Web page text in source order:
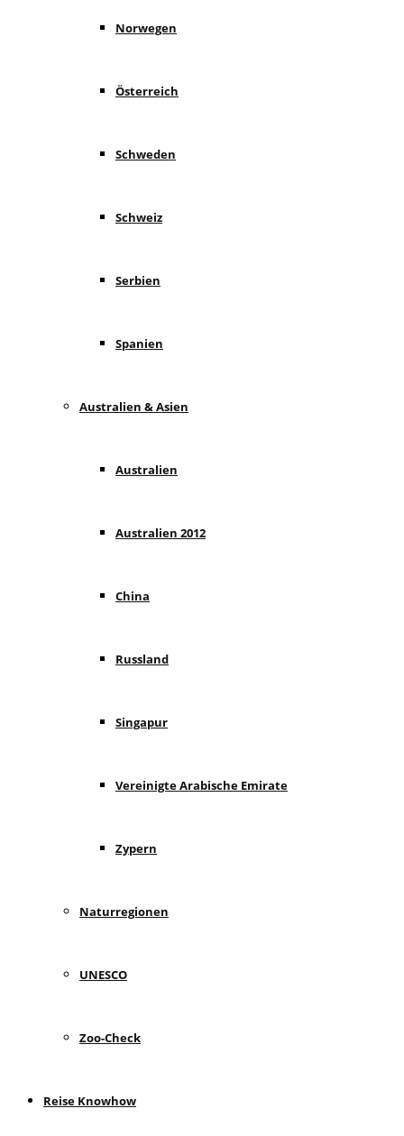
Norwegen
Österreich
Schweden
Schweiz
Serbien
Spanien
Australien & Asien
Australien
Australien 2012
China
Russland
Singapur
Vereinigte Arabische Emirate
Zypern
Naturregionen
UNESCO
Zoo-Check
Reise Knowhow